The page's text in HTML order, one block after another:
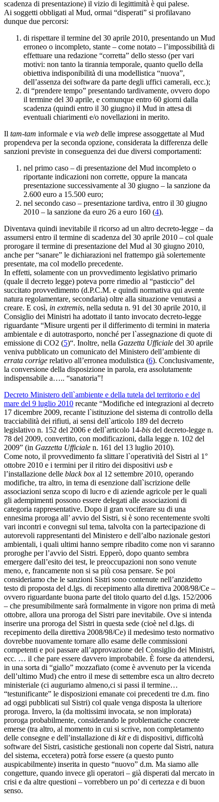
scadenza di presentazione) il vizio di legittimità è qui palese.
Ai soggetti obbligati al Mud, ormai “disperati” si profilavano
dunque due percorsi:
di rispettare il termine del 30 aprile 2010, presentando un Mud
erroneo o incompleto, stante – come notato – l’impossibilità di
effettuare una redazione “corretta” dello stesso (per vari
motivi: non tanto la tirannia temporale, quanto quello della
obiettiva indisponibilità di una modellistica “nuova”,
dell’assenza dei software da parte degli uffici camerali, ecc.);
di “prendere tempo” presentando tardivamente, ovvero dopo
il termine del 30 aprile, e comunque entro 60 giorni dalla
scadenza (quindi entro il 30 giugno) il Mud in attesa di
eventuali chiarimenti e/o novellazioni in merito.
Il tam-tam informale e via web delle imprese assoggettate al Mud
propendeva per la seconda opzione, considerata la differenza delle
sanzioni previste in conseguenza dei due diversi comportamenti:
nel primo caso – di presentazione del Mud incompleto o
riportante indicazioni non corrette, oppure la mancata
presentazione successivamente al 30 giugno – la sanzione da
2.600 euro a 15.500 euro;
nel secondo caso – presentazione tardiva, entro il 30 giugno
2010 – la sanzione da euro 26 a euro 160 (4).
Diventava quindi inevitabile il ricorso ad un altro decreto-legge – da
assumersi entro il termine di scadenza del 30 aprile 2010 – col quale
prorogare il termine di presentazione del Mud al 30 giugno 2010,
anche per “sanare” le dichiarazioni nel frattempo già solertemente
presentate, ma col modello precedente.
In effetti, solamente con un provvedimento legislativo primario
(quale il decreto legge) poteva porre rimedio al “pasticcio” del
succitato provvedimento (d.P.C.M. e quindi normativa qui avente
natura regolamentare, secondaria) oltre alla situazione venutasi a
creare. E così, in extremis, nella seduta n. 91 del 30 aprile 2010, il
Consiglio dei Ministri ha adottato il tanto invocato decreto-legge
riguardante “Misure urgenti per il differimento di termini in materia
ambientale e di autotrasporto, nonché per l`assegnazione di quote di
emissione di CO2 (5)“. Inoltre, nella Gazzetta Ufficiale del 30 aprile
veniva pubblicato un comunicato del Ministero dell’ambiente di
errata corrige relativo all’erronea modulistica (6). Conclusivamente,
la conversione della disposizione in parola, era assolutamente
indispensabile a….. “sanatoria”!
Decreto Ministero dell`ambiente e della tutela del territorio e del
mare del 9 luglio 2010 recante “Modifiche ed integrazioni al decreto
17 dicembre 2009, recante l`istituzione del sistema di controllo della
tracciabilità dei rifiuti, ai sensi dell`articolo 189 del decreto
legislativo n. 152 del 2006 e dell`articolo 14-bis del decreto-legge n.
78 del 2009, convertito, con modificazioni, dalla legge n. 102 del
2009” (in Gazzetta Ufficiale n. 161 del 13 luglio 2010).
Come noto, il provvedimento fa slittare l`operatività del Sistri al 1°
ottobre 2010 e i termini per il ritiro dei dispositivi usb e
l’installazione delle black box al 12 settembre 2010, operando
modifiche, tra altro, in tema di esenzione dall`iscrizione delle
associazioni senza scopo di lucro e di aziende agricole per le quali
gli adempimenti possono essere delegati alle associazioni di
categoria rappresentative. Dopo il gran vociferare su di una
ennesima proroga all’ avvio del Sistri, si è sono recentemente svolti
vari incontri e convegni sul tema, talvolta con la partecipazione di
autorevoli rappresentanti del Ministero e dell’albo nazionale gestori
ambientali, i quali ultimi hanno sempre ribadito come non vi saranno
proroghe per l’avvio del Sistri. Epperò, dopo quanto sembra
emergere dall’esito dei test, le preoccupazioni non sono venute
meno, e, francamente non si sa più cosa pensare. Se poi
consideriamo che le sanzioni Sistri sono contenute nell’anzidetto
testo di proposta del d.lgs. di recepimento alla direttiva 2008/98/Ce –
ovvero riguardante buona parte del titolo quarto del d.lgs. 152/2006
– che presumibilmente sarà formalmente in vigore non prima di metà
ottobre, allora una proroga del Sistri pare inevitabile. Ove si intenda
inserire una proroga del Sistri in questa sede (cioè nel d.lgs. di
recepimento della direttiva 2008/98/Ce) il medesimo testo normativo
dovrebbe nuovamente tornare allo esame delle commissioni
competenti e poi passare all’approvazione del Consiglio dei Ministri,
ecc. … il che pare essere davvero improbabile. È forse da attendersi,
in una sorta di “giallo” mozzafiato (come è avvenuto per la vicenda
dell’ultimo Mud) che entro il mese di settembre esca un altro decreto
ministeriale (ci auguriamo almeno,ci si passi il termine…
“testunificante” le disposizioni emanate coi precedenti tre d.m. fino
ad oggi pubblicati sul Sistri) col quale venga disposta la ulteriore
proroga. Invero, la (da moltissimi invocata, se non implorata)
proroga probabilmente, considerando le problematiche concrete
emerse (tra altro, al momento in cui si scrive, non completamento
delle consegne e dell’installazione di kite di dispositivi, difficoltà
software del Sistri, casistiche gestionali non coperte dal Sistri, natura
del sistema, eccetera) potrà forse essere (a questo punto
auspicabilmente) inserita in questo “nuovo” d.m. Ma siamo alle
congetture, quando invece gli operatori – già disperati dal mercato in
crisi e da altre questioni – vorrebbero un po’ di certezza e di buon
senso.